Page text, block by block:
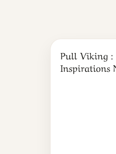
Pull Viking :
Inspirations